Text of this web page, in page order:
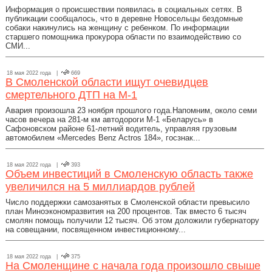
Информация о происшествии появилась в социальных сетях. В
публикации сообщалось, что в деревне Новосельцы бездомные
собаки накинулись на женщину с ребенком. По информации
старшего помощника прокурора области по взаимодействию со
СМИ...
18 мая 2022 года | 669
В Смоленской области ищут очевидцев
смертельного ДТП на М-1
Авария произошла 23 ноября прошлого года.Напомним, около семи
часов вечера на 281-м км автодороги М-1 «Беларусь» в
Сафоновском районе 61-летний водитель, управляя грузовым
автомобилем «Mercedes Benz Actros 184», госзнак...
18 мая 2022 года | 393
Объем инвестиций в Смоленскую область также
увеличился на 5 миллиардов рублей
Число поддержки самозанятых в Смоленской области превысило
план Миноэкономразвития на 200 процентов. Так вместо 6 тысяч
смолян помощь получили 12 тысяч. Об этом доложили губернатору
на совещании, посвященном инвестиционному...
18 мая 2022 года | 375
На Смоленщине с начала года произошло свыше